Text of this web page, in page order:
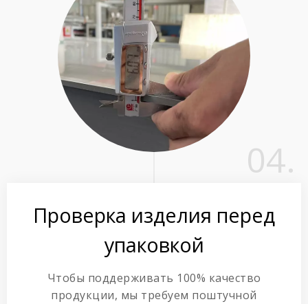
04.
Проверка изделия перед
упаковкой
Чтобы поддерживать 100% качество
продукции, мы требуем поштучной